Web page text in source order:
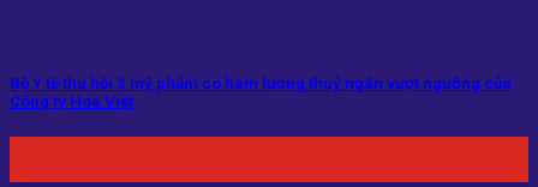
Bộ Y tế thu hồi 3 mỹ phẩm có hàm lượng thuỷ ngân vượt ngưỡng của
Công ty Hoa Việt